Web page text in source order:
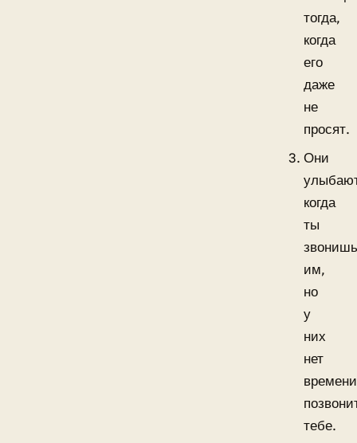
тогда,
когда
его
даже
не
просят.
Они
когда
ты
им,
но
у
них
нет
времени
тебе.